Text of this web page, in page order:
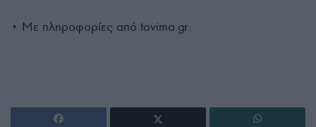
• Με πληροφορίες από tovima.gr.